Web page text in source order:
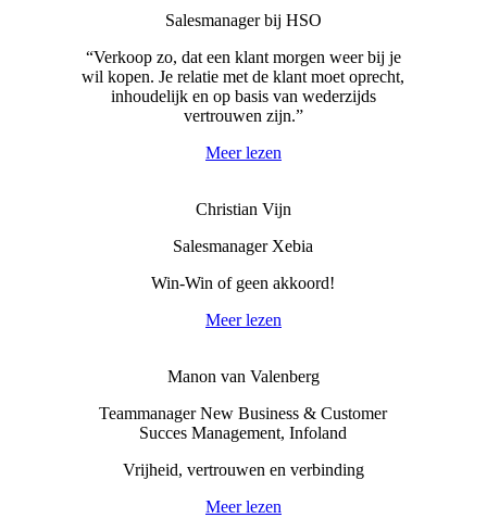
Salesmanager bij HSO
“Verkoop zo, dat een klant morgen weer bij je
wil kopen. Je relatie met de klant moet oprecht,
inhoudelijk en op basis van wederzijds
vertrouwen zijn.”
Meer lezen
Christian Vijn
Salesmanager Xebia
Win-Win of geen akkoord!
Meer lezen
Manon van Valenberg
Teammanager New Business & Customer
Succes Management, Infoland
Vrijheid, vertrouwen en verbinding
Meer lezen